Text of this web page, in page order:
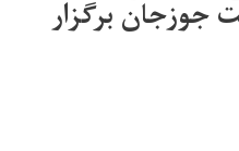
جوزجان برگزار